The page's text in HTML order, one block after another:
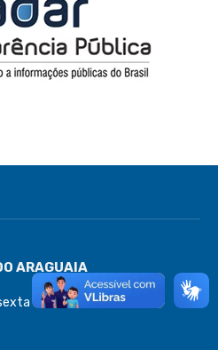
ARAGUAIA
de 08:00 às 13:00